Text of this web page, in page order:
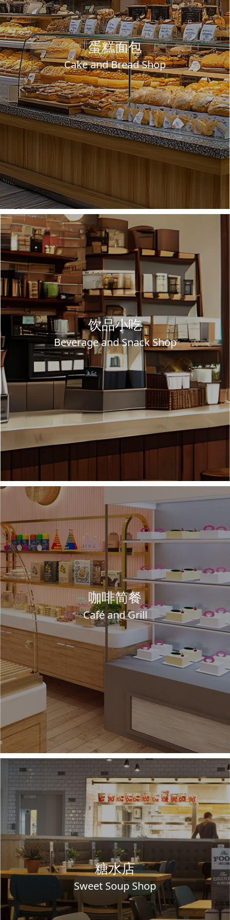
蛋糕面包
Cake and Bread Shop
饮品小吃
Beverage and Snack Shop
咖啡简餐
Café and Grill
糖水店
Sweet Soup Shop